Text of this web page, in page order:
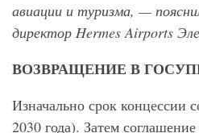
авиации и туризма, —
директор HermesAirports
ВОЗВРАЩЕНИЕ В
Изначально срок концессии
2030 года). Затем